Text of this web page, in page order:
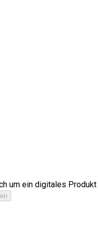
um ein digitales